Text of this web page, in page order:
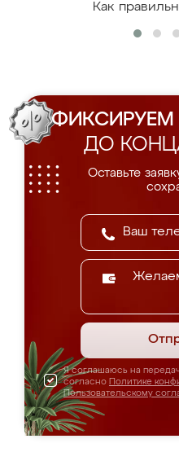
Как
ФИКСИРУЕМ
ДО
Оставьте
Я соглашаюсь на
согласно Политике
Пользовательскому